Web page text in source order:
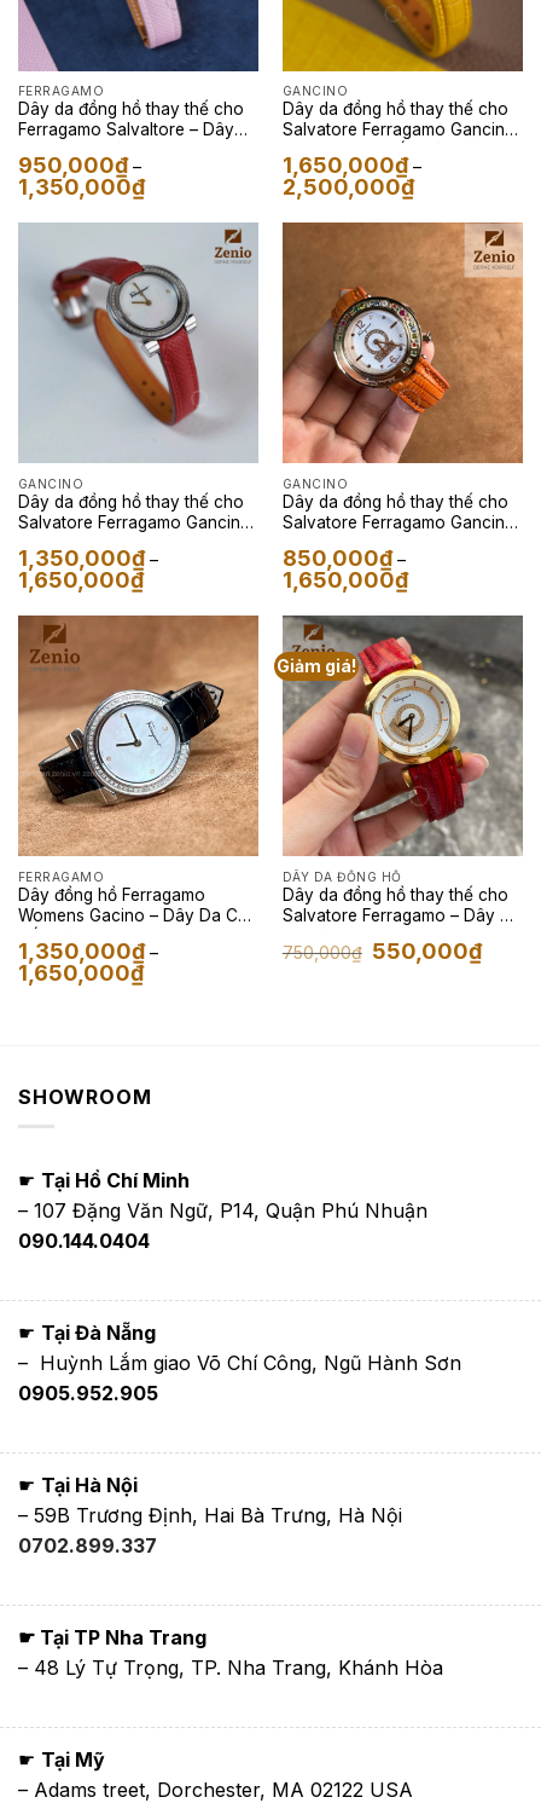
FERRAGAMO
Dây da đồng hồ thay thế cho
Ferragamo Salvaltore – Dây
950,000₫ –
1,350,000₫Khoảng
giá:
1,350,000₫
GANCINO
Dây da đồng hồ thay thế cho
Salvatore Ferragamo Gancino
1,650,000₫ –
2,500,000₫Khoảng
giá:
1,650,000₫
2,500,000₫
GANCINO
Dây da đồng hồ thay thế cho
Salvatore Ferragamo Gancino
1,350,000₫ –
1,650,000₫Khoảng
giá:
1,650,000₫
GANCINO
Dây da đồng hồ thay thế cho
Salvatore Ferragamo Gancino
850,000₫ –
1,650,000₫Khoảng
giá:
đến
1,650,000₫
FERRAGAMO
Dây đồng hồ Ferragamo
Womens Gacino – Dây Da Cá
1,350,000₫ –
1,650,000₫Khoảng
giá:
Giảm giá!
DÂY DA ĐỒNG HỒ
Dây da đồng hồ thay thế cho
Salvatore Ferragamo – Dây Da
750,000₫ Giá
gốc
550,000₫Giá
hiện
SHOWROOM
☛ Tại Hồ Chí Minh
– 107 Đặng Văn Ngữ, P14, Quận Phú Nhuận
090.144.0404
☛ Tại Đà Nẵng
– Huỳnh Lắm giao Võ Chí Công, Ngũ Hành Sơn
0905.952.905
☛ Tại Hà Nội
– 59B Trương Định, Hai Bà Trưng, Hà Nội
0702.899.337
☛ Tại TP Nha Trang
– 48 Lý Tự Trọng, TP. Nha Trang, Khánh Hòa
☛ Tại Mỹ
– Adams treet, Dorchester, MA 02122 USA